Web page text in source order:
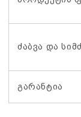
ძაბვა და
გარანტია